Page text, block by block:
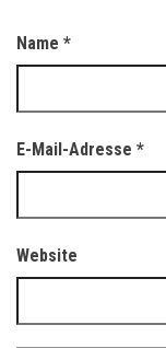
Name *
E-Mail-Adresse *
Website